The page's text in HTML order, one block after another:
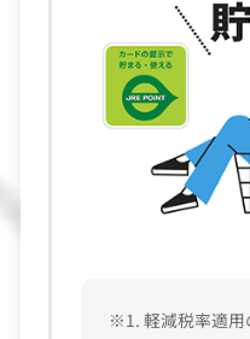
※1. 軽減税率適用